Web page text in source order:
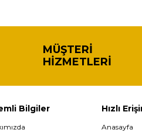
MÜŞTERI
HIZMETLERI
Bilgiler Hızlı
Anasayfa